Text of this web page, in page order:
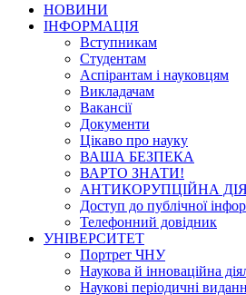
НОВИНИ
ІНФОРМАЦІЯ
Вступникам
Студентам
Аспірантам і науковцям
Викладачам
Вакансії
Документи
Цікаво про науку
ВАША БЕЗПЕКА
ВАРТО ЗНАТИ!
АНТИКОРУПЦІЙНА
Доступ до публічної
Телефонний довідник
УНІВЕРСИТЕТ
Портрет ЧНУ
Наукова й інноваційна
Наукові періодичні